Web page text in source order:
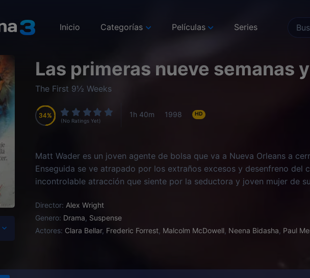
Inicio Categorías Películas Series
Las primeras nueve semanas
The First 9½ Weeks
34
34
34
34
(No Ratings Yet)
1h 40m 1998 HD
Matt Wader es un joven agente de bolsa que va a Nueva Orleans a
Enseguida se ve atrapado por los extraños excesos y desenfreno del
incontrolable atracción que siente por la seductora y joven mujer de
Director: Alex Wright
Genero: Drama, Suspense
Actores: Clara Bellar, Frederic Forrest Malcolm McDowell, Neena Bidasha, Paul